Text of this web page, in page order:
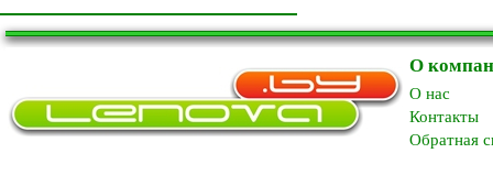
О
O нас
Контакты
Обратная